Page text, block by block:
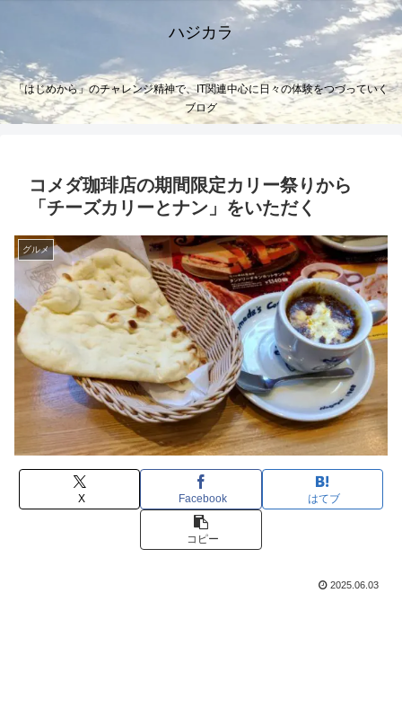
ハジカラ
「はじめから」のチャレンジ精神で、IT関連中心に日々の体験をつづっていく
ブログ
コメダ珈琲店の期間限定カリー祭りから
「チーズカリーとナン」をいただく
グルメ
X Facebook はてブ
コピー
2025.06.03